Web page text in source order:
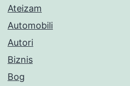
Ateizam
Automobili
Autori
Biznis
Bog